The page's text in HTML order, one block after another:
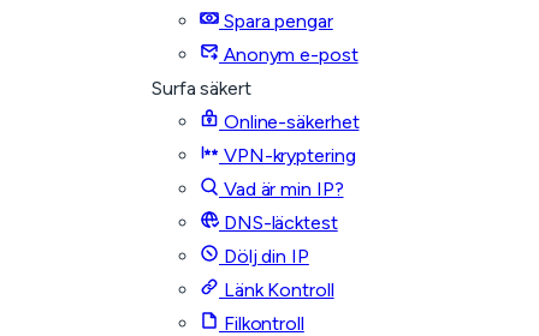
Spara pengar
Anonym e-post
Surfa säkert
Online-säkerhet
VPN-kryptering
Vad är min IP?
DNS-läcktest
Dölj din IP
Länk Kontroll
Filkontroll